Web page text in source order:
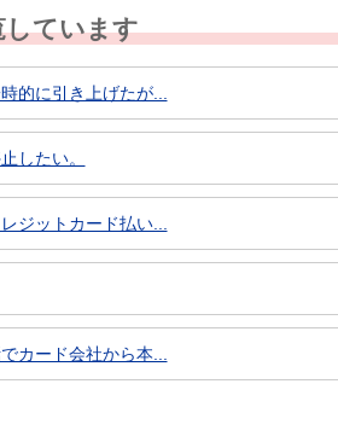
ています
的に引き上げたが...
したい。
ジットカード払い...
カード会社から本...